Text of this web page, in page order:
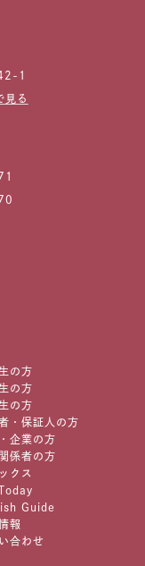
1
る
の方
の方
の方
・保証人の方
企業の方
係者の方
クス
Guide
報
合わせ